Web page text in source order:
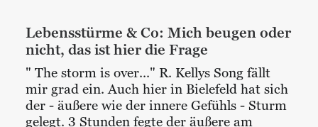
Lebensstürme & Co: Mich beugen oder
nicht, das ist hier die Frage
" The storm is over..." R. Kellys Song fällt
mir grad ein. Auch hier in Bielefeld hat sich
der - äußere wie der innere Gefühls - Sturm
gelegt. 3 Stunden fegte der äußere am